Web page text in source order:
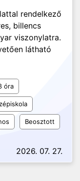
rendelkező
billencs
viszonylatra.
látható
óra
Beosztott
2026. 07. 27.